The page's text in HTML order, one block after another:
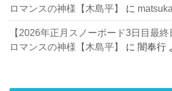
ロマンスの神様【木島平】
に
【2026年正月スノーボード3日目最
ロマンスの神様【木島平】
に闇奉行